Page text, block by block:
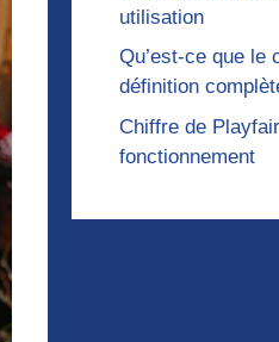
utilisation
Qu’est-ce que le
définition
Chiffre de
fonctionnement